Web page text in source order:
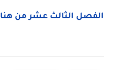
الفصل الثالث عشر من هنا